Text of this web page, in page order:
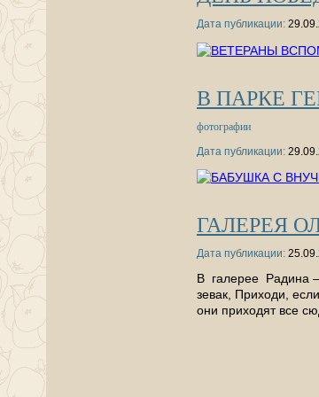
Дата публикации:
В ПАРКЕ
фотографии
Дата публикации:
ГАЛЕРЕЯ
Дата публикации:
В галерее
зевак, Приходи,
они приходят все